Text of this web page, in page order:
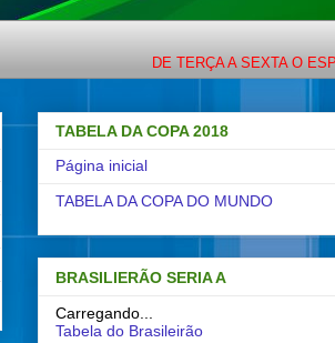
DE TERÇA A SEXTA O ESPORTE
TABELA DA COPA 2018
Página inicial
TABELA DA COPA DO MUNDO
BRASILIERÃO SERIA A
Carregando...
Tabela do Brasileirão